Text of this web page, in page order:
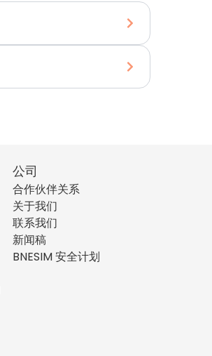
公司
合作伙伴关系
关于我们
联系我们
新闻稿
BNESIM 安全计划